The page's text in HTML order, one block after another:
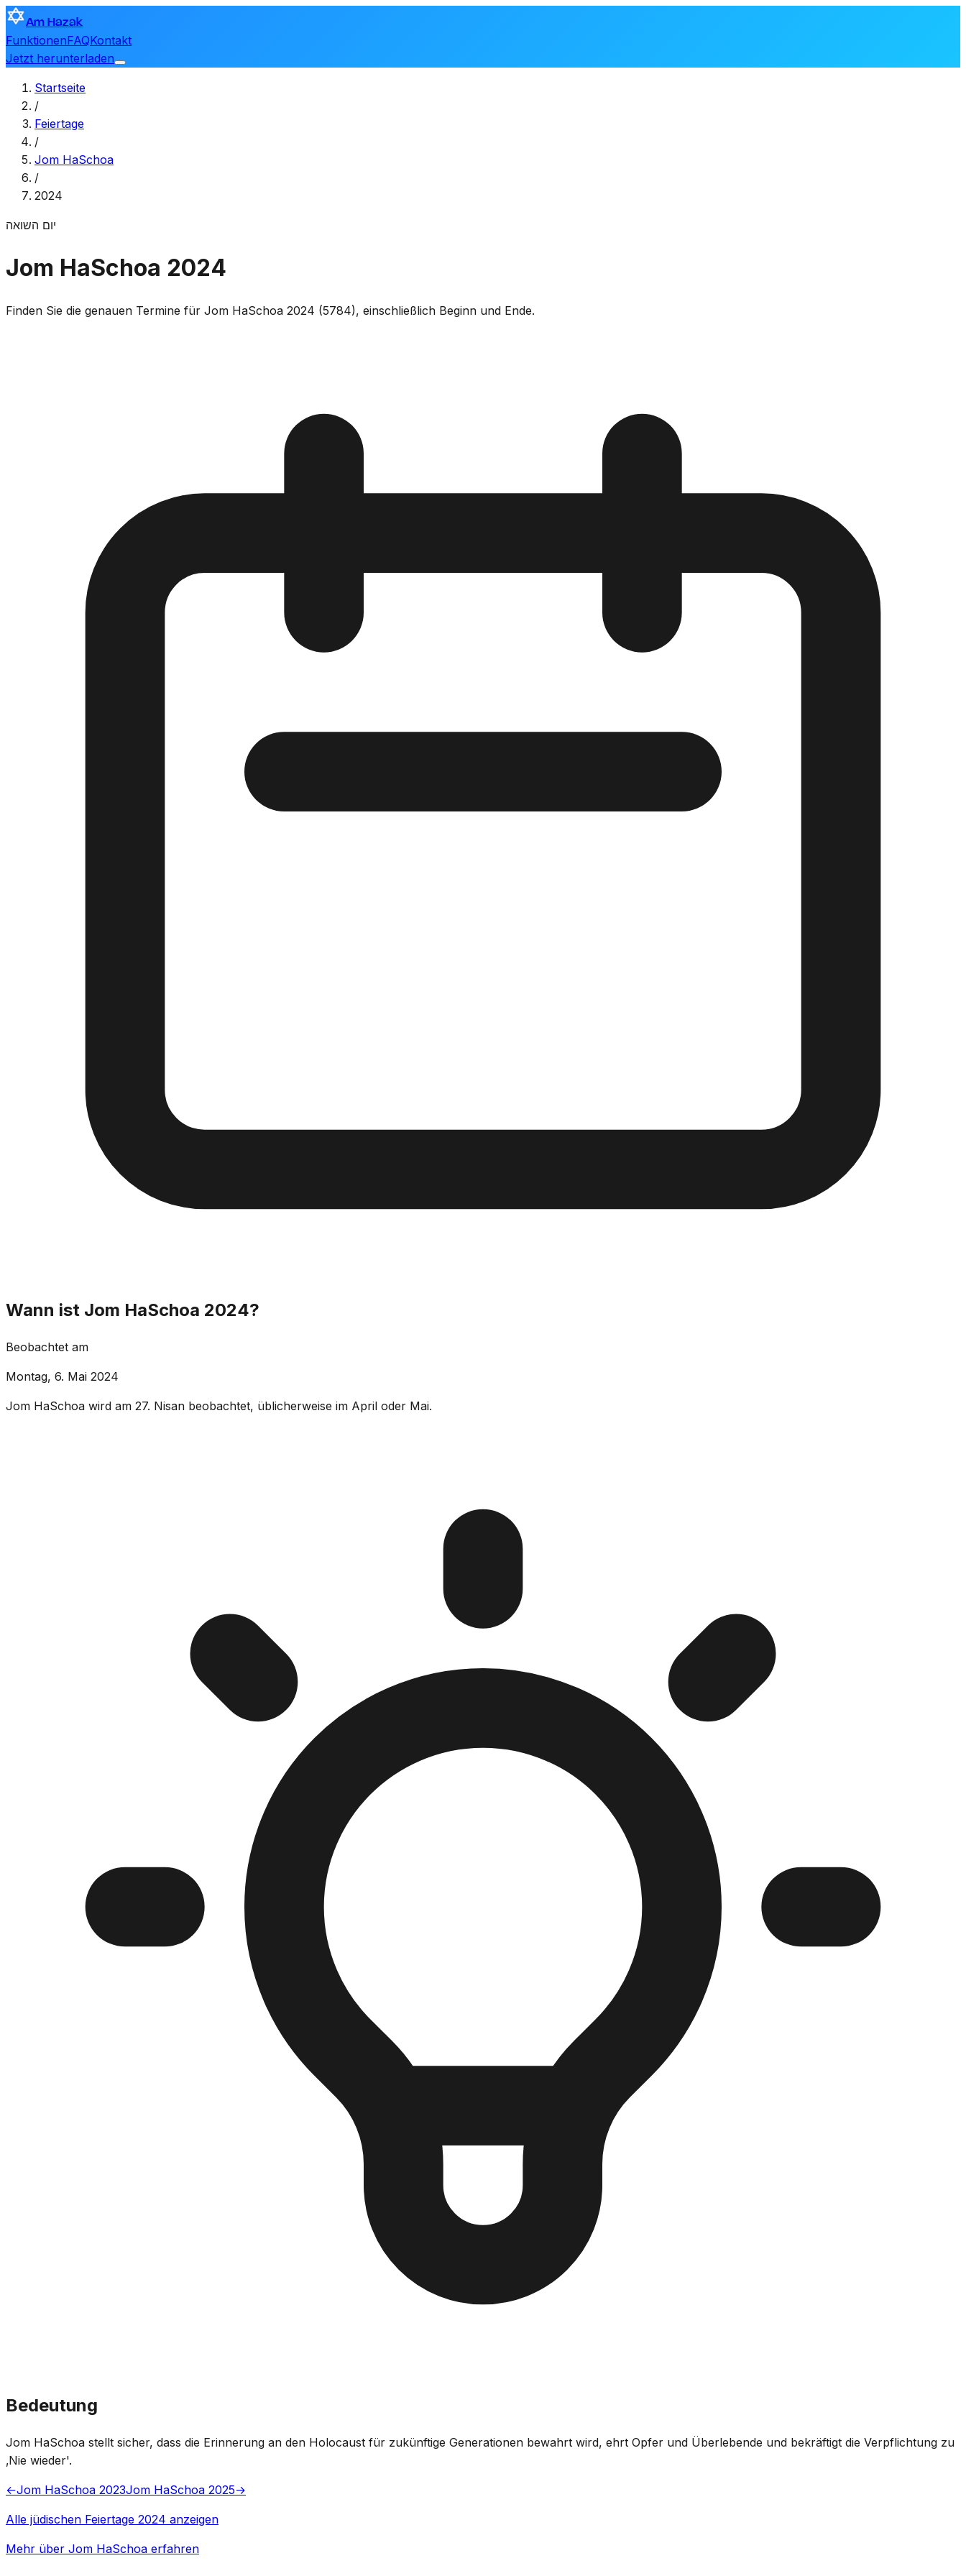
Am Hazak
FunktionenFAQKontakt
Jetzt herunterladen
Startseite
/
Feiertage
/
Jom HaSchoa
/
2024
יום השואה
Jom HaSchoa 2024
Finden Sie die genauen Termine für Jom HaSchoa 2024 (5784), einschließlich Beginn und Ende.
Wann ist Jom HaSchoa 2024?
Beobachtet am
Montag, 6. Mai 2024
Jom HaSchoa wird am 27. Nisan beobachtet, üblicherweise im April oder Mai.
Bedeutung
Jom HaSchoa stellt sicher, dass die Erinnerung an den Holocaust für zukünftige Generationen bewahrt wird, ehrt Opfer und Überlebende und bekräftigt die Verpflichtung zu
‚Nie wieder'.
←Jom HaSchoa 2023Jom HaSchoa 2025→
Alle jüdischen Feiertage 2024 anzeigen
Mehr über Jom HaSchoa erfahren